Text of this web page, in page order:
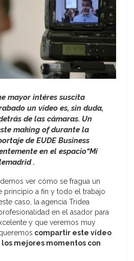
mayor intéres suscita
un vídeo es, sin duda,
de las cámaras. Un
making of durante la
de EUDE Business
en el espacio“Mi
.
ver cómo se fragua un
principio a fin y todo el trabajo
caso, la agencia Tridea
en el asador para
y que veremos muy
compartir este vídeo
mejores momentos con